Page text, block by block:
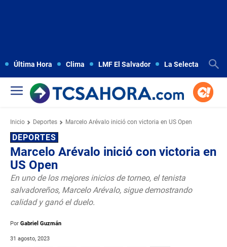
Última Hora Clima LMF El Salvador La Selecta
Inicio Deportes Marcelo Arévalo inició con victoria en US Open
DEPORTES
Marcelo Arévalo inició con victoria en
US Open
En uno de los mejores inicios de torneo, el tenista
salvadoreños, Marcelo Arévalo, sigue demostrando
calidad y ganó el duelo.
Por Gabriel Guzmán
31 agosto, 2023